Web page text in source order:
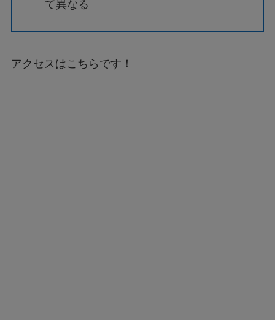
て異なる
アクセスはこちらです！